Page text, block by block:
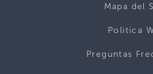
Mapa del
Politica
Preguntas